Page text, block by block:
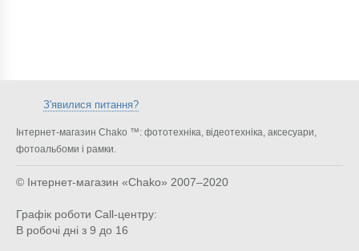
З'явилися питання?
Інтернет-магазин Chako ™: фототехніка, відеотехніка, аксесуари,
фотоальбоми і рамки.
© Інтернет-магазин «Chako» 2007–2020
Графік роботи Call-центру:
В робочі дні з 9 до 16